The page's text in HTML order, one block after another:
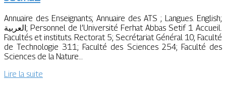
Annuaire des Enseignants; Annuaire des ATS ; Langues. English;
العربية; Personnel de l’Université Ferhat Abbas Setif 1 Accueil.
Facultés et instituts. Rectorat 5; Secrétariat Général 10; Faculté
de Technologie 311; Faculté des Sciences 254; Faculté des
Sciences de la Nature…
Lire la suite